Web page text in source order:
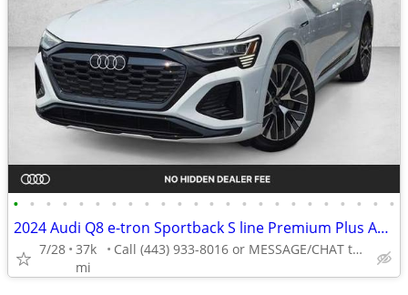
• • • • • • • • • • • • • • • • • • • • • • • •
2024 Audi Q8 e-tron Sportback S line Premium Plus AWD All Wheel Drive Certified
7/28 37k
mi
Call (443) 933-8016 or MESSAGE/CHAT to confirm availability